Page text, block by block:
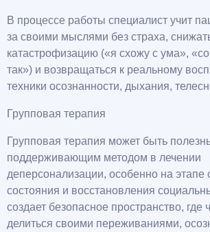
В процессе работы специалист учит
за своими мыслями без страха,
катастрофизацию («я схожу с ума»,
так») и возвращаться к реальному
техники осознанности, дыхания,
Групповая терапия
Групповая терапия может быть
поддерживающим методом в лечении
деперсонализации, особенно на этапе
состояния и восстановления
создает безопасное пространство, где
делиться своими переживаниями,